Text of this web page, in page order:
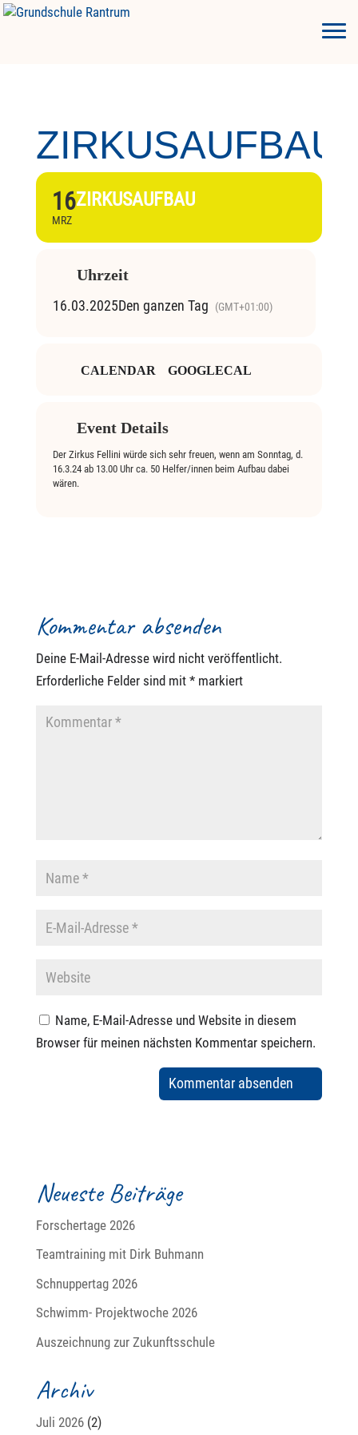
ZIRKUSAUFBAU
16
MRZ
ZIRKUSAUFBAU
Uhrzeit
16.03.2025Den ganzen Tag (GMT+01:00)
CALENDAR GOOGLECAL
Event Details
Der Zirkus Fellini würde sich sehr freuen, wenn am Sonntag, d.
16.3.24 ab 13.00 Uhr ca. 50 Helfer/innen beim Aufbau dabei
wären.
Kommentar absenden
Deine E-Mail-Adresse wird nicht veröffentlicht.
Erforderliche Felder sind mit *markiert
Name, E-Mail-Adresse und Website in diesem
Browser für meinen nächsten Kommentar speichern.
Neueste Beiträge
Forschertage 2026
Teamtraining mit Dirk Buhmann
Schnuppertag 2026
Schwimm- Projektwoche 2026
Auszeichnung zur Zukunftsschule
Archiv
Juli 2026(2)